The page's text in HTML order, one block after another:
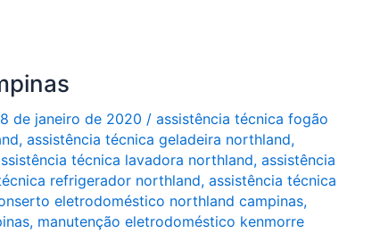
de janeiro de 2020 / assistência técnica fogão
, assistência técnica geladeira northland,
técnica lavadora northland, assistência
refrigerador northland, assistência técnica
eletrodoméstico northland campinas,
, manutenção eletrodoméstico kenmorre